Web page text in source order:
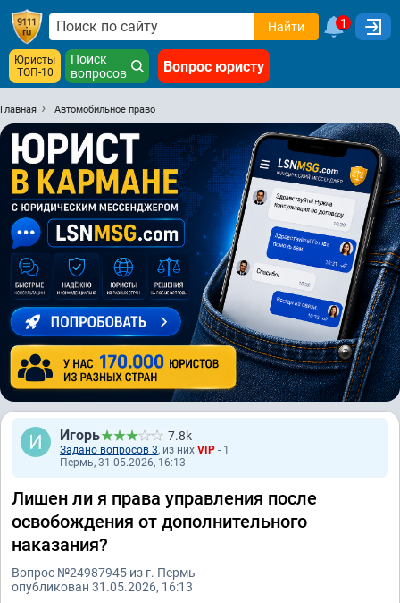
Найти 1
Юристы
ТОП-10
Поиск
вопросов
Вопрос юристу
Главная Автомобильное право
Игорь 7.8k
Задано вопросов 3, из них VIP - 1
Пермь, 31.05.2026, 16:13
Лишен ли я права управления после
освобождения от дополнительного
наказания?
Вопрос №24987945 из г. Пермь
опубликован 31.05.2026, 16:13